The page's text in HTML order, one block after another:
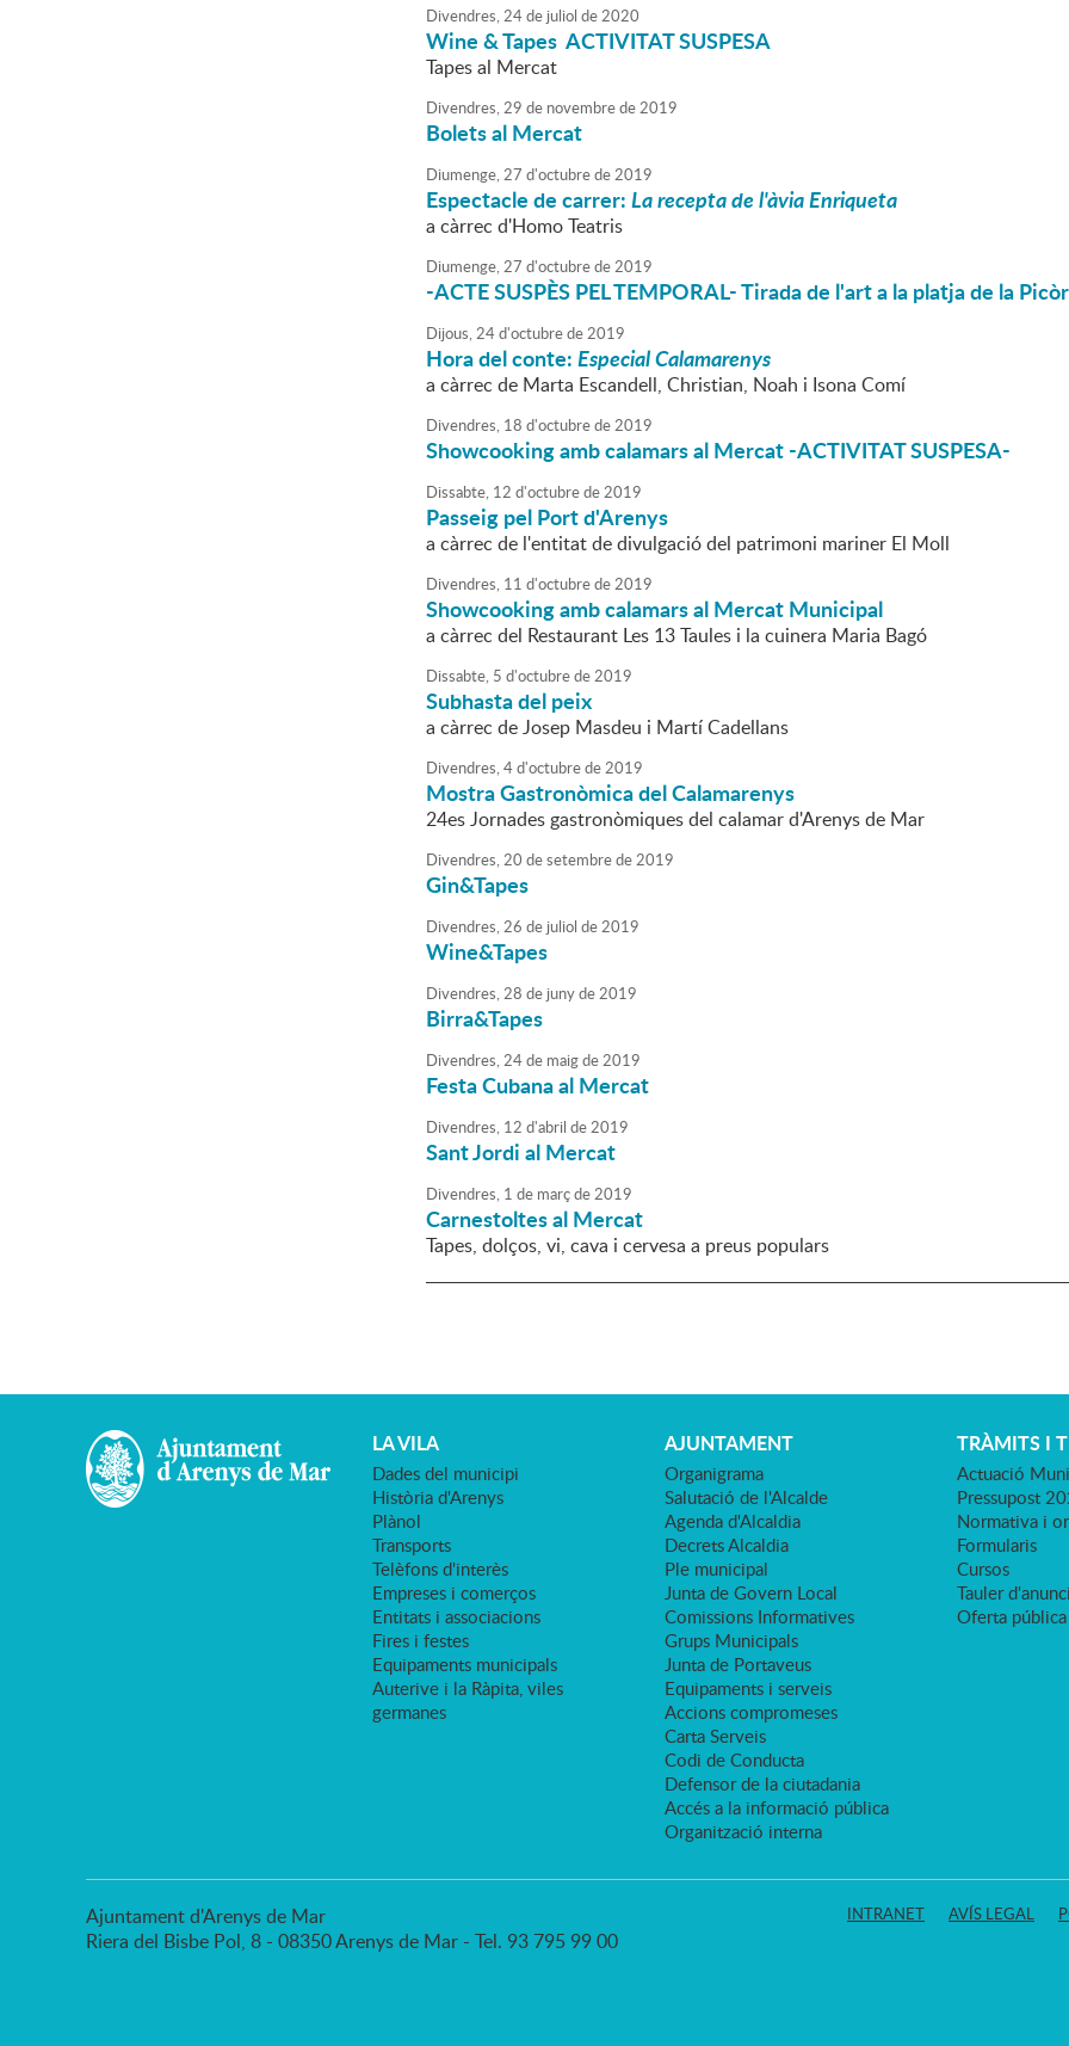
Divendres,24de juliol de2020
Wine & Tapes ACTIVITAT SUSPESA
Tapes al Mercat
Divendres,29 de novembrede2019
Bolets al Mercat
Diumenge,27 d'octubrede2019
Espectacle de carrer:La recepta de l'àvia Enriqueta
a càrrec d'Homo Teatris
Diumenge,27 d'octubrede2019
-ACTE SUSPÈS PEL TEMPORAL- Tirada de l'art a la platja de la
Dijous,24d'octubrede2019
Hora del conte:Especial Calamarenys
a càrrec de Marta Escandell, Christian, Noah i Isona Comí
Divendres, 18 d'octubrede2019
Showcooking amb calamars al Mercat -ACTIVITAT SUSPESA-
Dissabte, 12 d'octubrede2019
Passeig pel Port d'Arenys
a càrrec de l'entitat de divulgació del patrimoni mariner El Moll
Divendres, 11 d'octubrede2019
Showcooking amb calamars al Mercat Municipal
a càrrec del Restaurant Les 13 Taules i la cuinera Maria Bagó
Dissabte, 5 d'octubrede2019
Subhasta del peix
a càrrec de Josep Masdeu i Martí Cadellans
Divendres,4d'octubrede2019
Mostra Gastronòmica del Calamarenys
24es Jornades gastronòmiques del calamar d'Arenys de Mar
Divendres,20 desetembrede2019
Gin&Tapes
Divendres,26 de juliol de2019
Wine&Tapes
Divendres,28 de junyde2019
Birra&Tapes
Divendres,24de maigde2019
Festa Cubana al Mercat
Divendres, 12 d'abril de2019
Sant Jordi al Mercat
Divendres, 1 de marçde2019
Carnestoltes al Mercat
Tapes, dolços, vi, cava i cervesa a preus populars
LA VILA
Dades del municipi
Història d'Arenys
Plànol
Transports
Telèfons d'interès
Empreses i comerços
Entitats i associacions
Fires i festes
Equipaments municipals
Auterive i la Ràpita, viles
germanes
AJUNTAMENT
Organigrama
Salutació de l'Alcalde
Agenda d'Alcaldia
Decrets Alcaldia
Ple municipal
Junta de Govern Local
Comissions Informatives
Grups Municipals
Junta de Portaveus
Equipaments i serveis
Accions compromeses
Carta Serveis
Codi de Conducta
Defensor de la ciutadania
Accés a la informació pública
Organització interna
TRÀMITS I
Actuació
Pressupost
Normativa i
Formularis
Cursos
Tauler
Oferta
Ajuntament d'Arenys de Mar
Riera del Bisbe Pol, 8 - 08350 Arenys de Mar - Tel. 93 795 99 00
INTRANET AVÍS LEGAL